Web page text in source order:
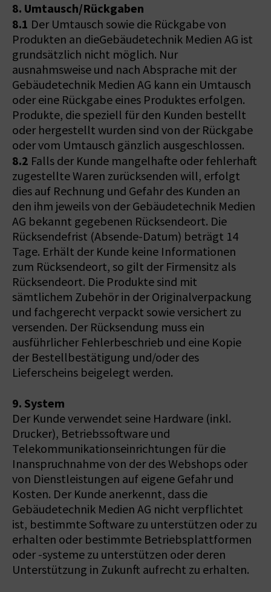
8. Umtausch/Rückgaben
8.1 Der Umtausch sowie die Rückgabe von
Produkten an dieGebäudetechnik Medien AG ist
grundsätzlich nicht möglich. Nur
ausnahmsweise und nach Absprache mit der
Gebäudetechnik Medien AG kann ein Umtausch
oder eine Rückgabe eines Produktes erfolgen.
Produkte, die speziell für den Kunden bestellt
oder hergestellt wurden sind von der Rückgabe
oder vom Umtausch gänzlich ausgeschlossen.
8.2 Falls der Kunde mangelhafte oder fehlerhaft
zugestellte Waren zurücksenden will, erfolgt
dies auf Rechnung und Gefahr des Kunden an
den ihm jeweils von der Gebäudetechnik Medien
AG bekannt gegebenen Rücksendeort. Die
Rücksendefrist (Absende-Datum) beträgt 14
Tage. Erhält der Kunde keine Informationen
zum Rücksendeort, so gilt der Firmensitz als
Rücksendeort. Die Produkte sind mit
sämtlichem Zubehör in der Originalverpackung
und fachgerecht verpackt sowie versichert zu
versenden. Der Rücksendung muss ein
ausführlicher Fehlerbeschrieb und eine Kopie
der Bestellbestätigung und/oder des
Lieferscheins beigelegt werden.
9. System
Der Kunde verwendet seine Hardware (inkl.
Drucker), Betriebssoftware und
Telekommunikationseinrichtungen für die
Inanspruchnahme von der des Webshops oder
von Dienstleistungen auf eigene Gefahr und
Kosten. Der Kunde anerkennt, dass die
Gebäudetechnik Medien AG nicht verpflichtet
ist, bestimmte Software zu unterstützen oder zu
erhalten oder bestimmte Betriebsplattformen
oder -systeme zu unterstützen oder deren
Unterstützung in Zukunft aufrecht zu erhalten.